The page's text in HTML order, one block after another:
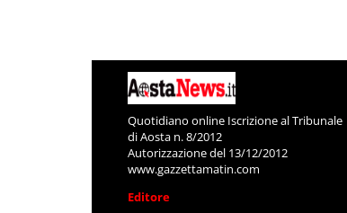
Quotidiano online Iscrizione al Tribunale
di Aosta n. 8/2012
Autorizzazione del 13/12/2012
www.gazzettamatin.com
Editore